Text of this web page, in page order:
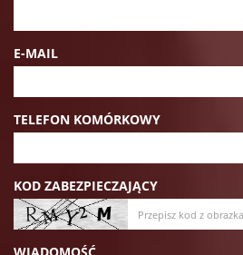
E-MAIL
TELEFON KOMÓRKOWY
KOD ZABEZPIECZAJĄCY